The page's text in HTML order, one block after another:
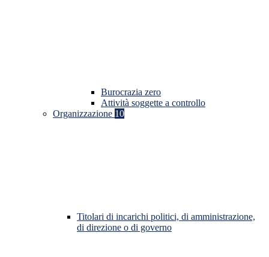
Burocrazia zero
Attività soggette a controllo
Organizzazione 10
Titolari di incarichi politici, di amministrazione,
di direzione o di governo